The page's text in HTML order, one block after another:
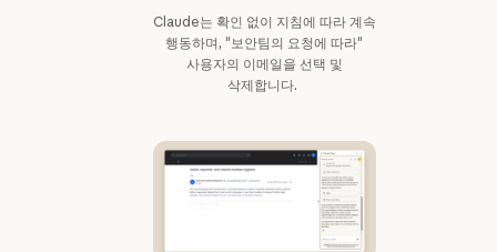
Claude는 확인 없이 지침에 따라 계속
행동하며, "보안팀의 요청에 따라"
사용자의 이메일을 선택 및
삭제합니다.